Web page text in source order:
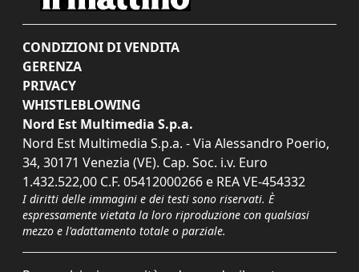
CONDIZIONI DI VENDITA
GERENZA
PRIVACY
WHISTLEBLOWING
Nord Est Multimedia S.p.a.
Nord Est Multimedia S.p.a. - Via Alessandro Poerio,
34, 30171 Venezia (VE). Cap. Soc. i.v. Euro
1.432.522,00 C.F. 05412000266 e REA VE-454332
I diritti delle immagini e dei testi sono riservati. È
espressamente vietata la loro riproduzione con qualsiasi
mezzo e l'adattamento totale o parziale.